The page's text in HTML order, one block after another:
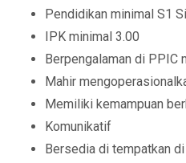
Pendidikan minimal S1
IPK minimal 3.00
Berpengalaman di PPIC
Mahir
Memiliki kemampuan
Komunikatif
Bersedia di tempatkan